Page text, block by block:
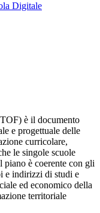
Digitale
è il documento
e progettuale delle
curricolare,
le singole scuole
è coerente con gli
e indirizzi di studi e
ed economico della
territoriale